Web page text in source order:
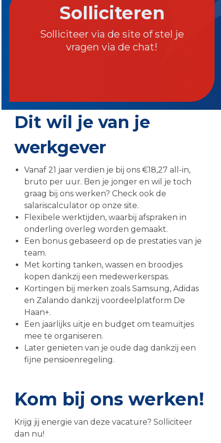
Solliciteren
Solliciteer via de site of stel je
vragen via de chat!
Dit wil je van je
werkgever
Vanaf 21 jaar verdien je bij ons €18,27 all-in,
bruto per uur. Ben je jonger en wil je toch
graag bij ons werken? Check ook de
salariscalculator op onze site.
Flexibele werktijden, waarbij afspraken in
onderling overleg worden gemaakt.
Een bonus gebaseerd op de prestaties van je
team.
Met korting tanken, wassen en broodjes
kopen dankzij een medewerkerspas.
Kortingen bij merken zoals Samsung, Adidas
en Zalando dankzij voordeelplatform De
Haan+.
Een jaarlijks uitje en budget om teamuitjes
mee te organiseren.
Later genieten van je oude dag dankzij een
fijne pensioenregeling.
Kom bij ons werken!
Krijg jij energie van deze vacature? Solliciteer
dan nu!